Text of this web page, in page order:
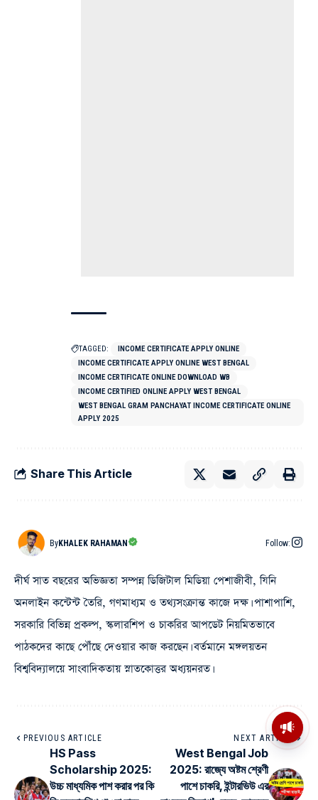
TAGGED:
INCOME CERTIFICATE APPLY ONLINE
INCOME CERTIFICATE APPLY ONLINE WEST BENGAL
INCOME CERTIFICATE ONLINE DOWNLOAD WB
INCOME CERTIFIED ONLINE APPLY WEST BENGAL
WEST BENGAL GRAM PANCHAYAT INCOME CERTIFICATE ONLINE
APPLY 2025
Share This Article
ByKHALEK RAHAMAN Follow:
দীর্ঘ সাত বছরের অভিজ্ঞতা সম্পন্ন ডিজিটাল মিডিয়া পেশাজীবী, যিনি
অনলাইন কন্টেন্ট তৈরি, গণমাধ্যম ও তথ্যসংক্রান্ত কাজে দক্ষ। পাশাপাশি,
সরকারি বিভিন্ন প্রকল্প, স্কলারশিপ ও চাকরির আপডেট নিয়মিতভাবে
পাঠকদের কাছে পৌঁছে দেওয়ার কাজ করছেন। বর্তমানে মঙ্গলয়তন
বিশ্ববিদ্যালয়ে সাংবাদিকতায় স্নাতকোত্তর অধ্যয়নরত।
PREVIOUS ARTICLE
HS Pass
Scholarship 2025:
উচ্চ মাধ্যমিক পাশ করার পর কি
NEXT ARTICLE
West Bengal Job
2025: রাজ্যে অষ্টম শ্রেণী
পাশে চাকরি, ইন্টারভিউ এর
ডিজিপির কাছে জবাব চাইলেন নওশাদ
সিদ্দিকী; ব্যাখ্যা না মিললে আইনি পদক্ষেপের